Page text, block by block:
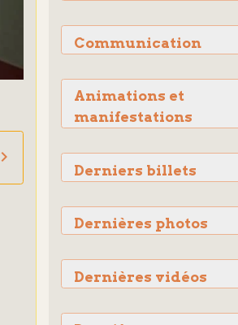
Communication
Animations et
manifestations
Derniers billets
Dernières photos
Dernières vidéos